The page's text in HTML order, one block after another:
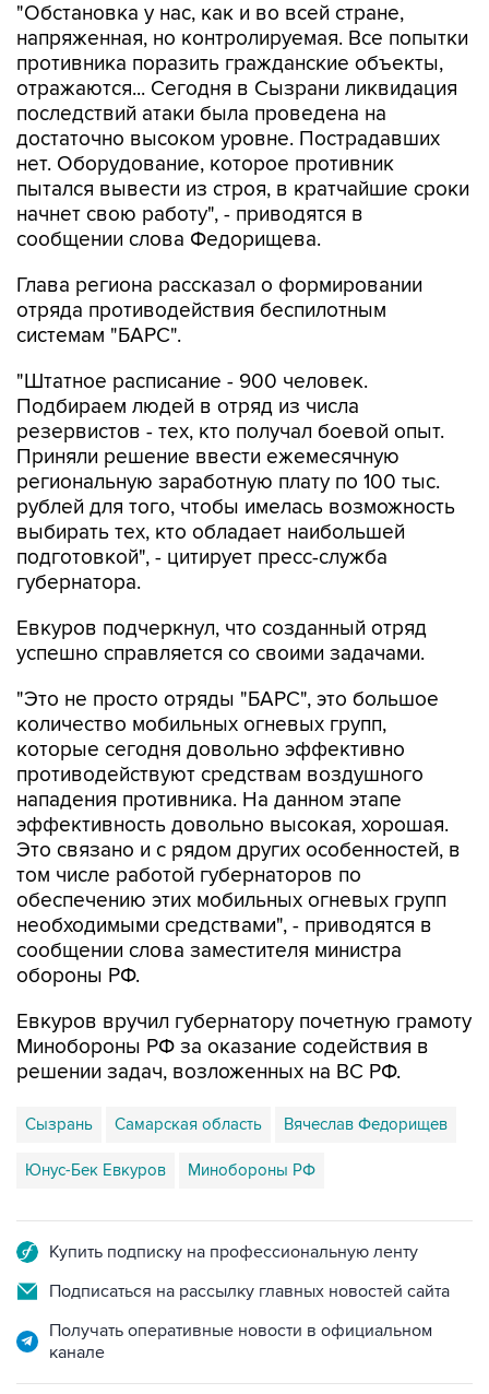
"Обстановка у нас, как и во всей стране,
напряженная, но контролируемая. Все попытки
противника поразить гражданские объекты,
отражаются... Сегодня в Сызрани ликвидация
последствий атаки была проведена на
достаточно высоком уровне. Пострадавших
нет. Оборудование, которое противник
пытался вывести из строя, в кратчайшие сроки
начнет свою работу", - приводятся в
сообщении слова Федорищева.
Глава региона рассказал о формировании
отряда противодействия беспилотным
системам "БАРС".
"Штатное расписание - 900 человек.
Подбираем людей в отряд из числа
резервистов - тех, кто получал боевой опыт.
Приняли решение ввести ежемесячную
региональную заработную плату по 100 тыс.
рублей для того, чтобы имелась возможность
выбирать тех, кто обладает наибольшей
подготовкой", - цитирует пресс-служба
губернатора.
Евкуров подчеркнул, что созданный отряд
успешно справляется со своими задачами.
"Это не просто отряды "БАРС", это большое
количество мобильных огневых групп,
которые сегодня довольно эффективно
противодействуют средствам воздушного
нападения противника. На данном этапе
эффективность довольно высокая, хорошая.
Это связано и с рядом других особенностей, в
том числе работой губернаторов по
обеспечению этих мобильных огневых групп
необходимыми средствами", - приводятся в
сообщении слова заместителя министра
обороны РФ.
Евкуров вручил губернатору почетную грамоту
Минобороны РФ за оказание содействия в
решении задач, возложенных на ВС РФ.
Сызрань Самарская область Вячеслав Федорищев
Юнус-Бек Евкуров Минобороны РФ
Купить подписку на профессиональную ленту
Подписаться на рассылку главных новостей сайта
Получать оперативные новости в официальном
канале